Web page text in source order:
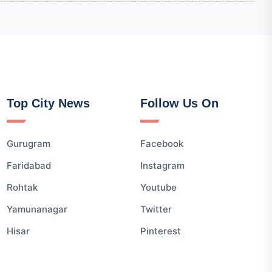
Top City News
Gurugram
Faridabad
Rohtak
Yamunanagar
Hisar
Follow Us On
Facebook
Instagram
Youtube
Twitter
Pinterest